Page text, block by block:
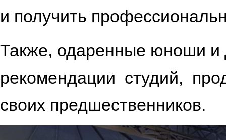
и получить
Также, одаренные юноши и
рекомендации студий,
своих